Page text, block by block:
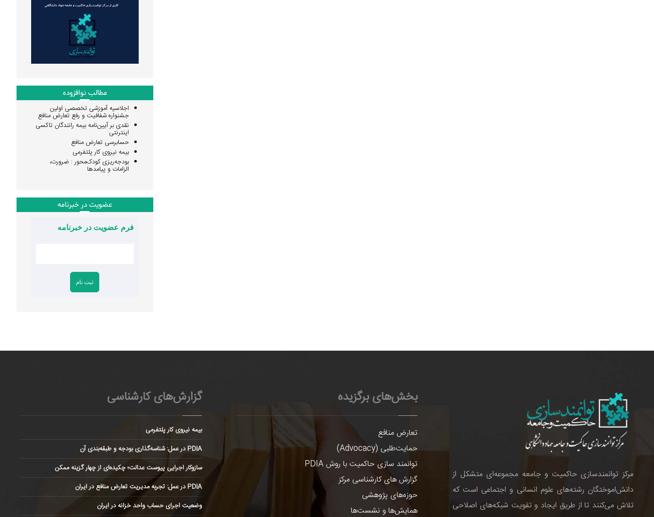
مطالب نوافزوده
اجلاسیه آموزشی تخصصی اولین
جشنواره شفافیت و رفع تعارض منافع
نقدی بر آیین‌نامه بیمه رانندگان تاکسی
اینترنتی
حسابرسی تعارض منافع
بیمه نیروی کار پلتفرمی
بودجه‌ریزی کودک‌محور : ضرورت،
الزامات و پیامدها
عضویت در خبرنامه
فرم عضویت در خبرنامه
مرکز توانمندسازی حاکمیت و جامعه مجموعه‌ای متشکل از
دانش‌اموختگان رشته‌های علوم انسانی و اجتماعی است که
تلاش می‌کنند تا از طریق ایجاد و تقویت شبکه‌های اصلاحی
بخش‌های برگزیده
تعارض منافع
حمایت‌طلبی (Advocacy)
توانمند سازی حاکمیت با روش PDIA
گزارش های کارشناسی مرکز
حوزه‌های پژوهشی
همایش‌ها و نشست‌ها
گزارش‌های کارشناسی
بیمه نیروی کار پلتفرمی
PDIA در عمل: شناسه‌گذاری بودجه و طبقه‌بندی آن
سازوکار اجرایی پیوست عدالت؛ چکیده‌ای از چهار گزینه ممکن
PDIA در عمل: تجربه مدیریت تعارض منافع در ایران
وضعیت اجرای حساب واحد خزانه در ایران